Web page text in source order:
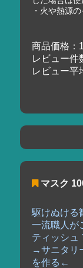
・火や熱源
商品価格：
レビュー件
レビュー平
マスク
駆けぬける
一流職人が
ティッシュ
→サニタリ
を作る←